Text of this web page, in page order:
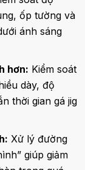
ốp tường và
ánh sáng
hơn: Kiểm soát
dày, độ
thời gian gá jig
Xử lý đường
giúp giảm